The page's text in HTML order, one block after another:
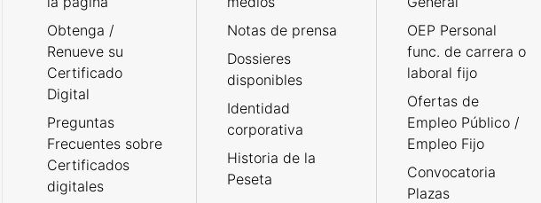
Obtenga /
Renueve su
Certificado
Digital
Preguntas
Frecuentes sobre
Certificados
digitales
Notas de prensa
Dossieres
disponibles
Identidad
corporativa
Historia de la
Peseta
OEP Personal
func. de carrera o
laboral fijo
Ofertas de
Empleo Público /
Empleo Fijo
Convocatoria
Plazas